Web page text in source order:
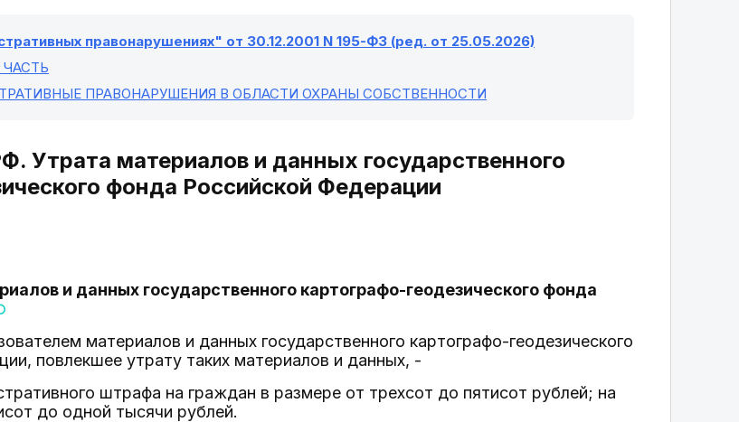
правонарушениях" от 30.12.2001 N 195-ФЗ (ред. от 25.05.2026)
ПРАВОНАРУШЕНИЯ В ОБЛАСТИ ОХРАНЫ СОБСТВЕННОСТИ
Утрата материалов и данных государственного
фонда Российской Федерации
и данных государственного картографо-геодезического фонда
материалов и данных государственного картографо-геодезического
повлекшее утрату таких материалов и данных, -
штрафа на граждан в размере от трехсот до пятисот рублей; на
до одной тысячи рублей.